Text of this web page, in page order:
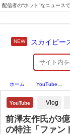
配信者の“ホット”なニュースで
前澤友作氏が3